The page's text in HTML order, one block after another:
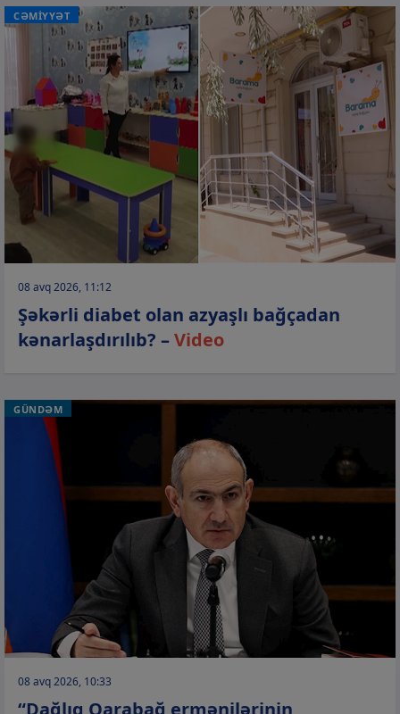
CƏMİYYƏT
08 avq 2026, 11:12
Şəkərli diabet olan azyaşlı bağçadan
kənarlaşdırılıb? –Video
GÜNDƏM
08 avq 2026, 10:33
“Dağlıq Qarabağ ermənilərinin